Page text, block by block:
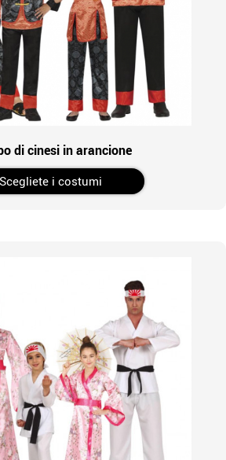
di cinesi in arancione
Scegliete i costumi